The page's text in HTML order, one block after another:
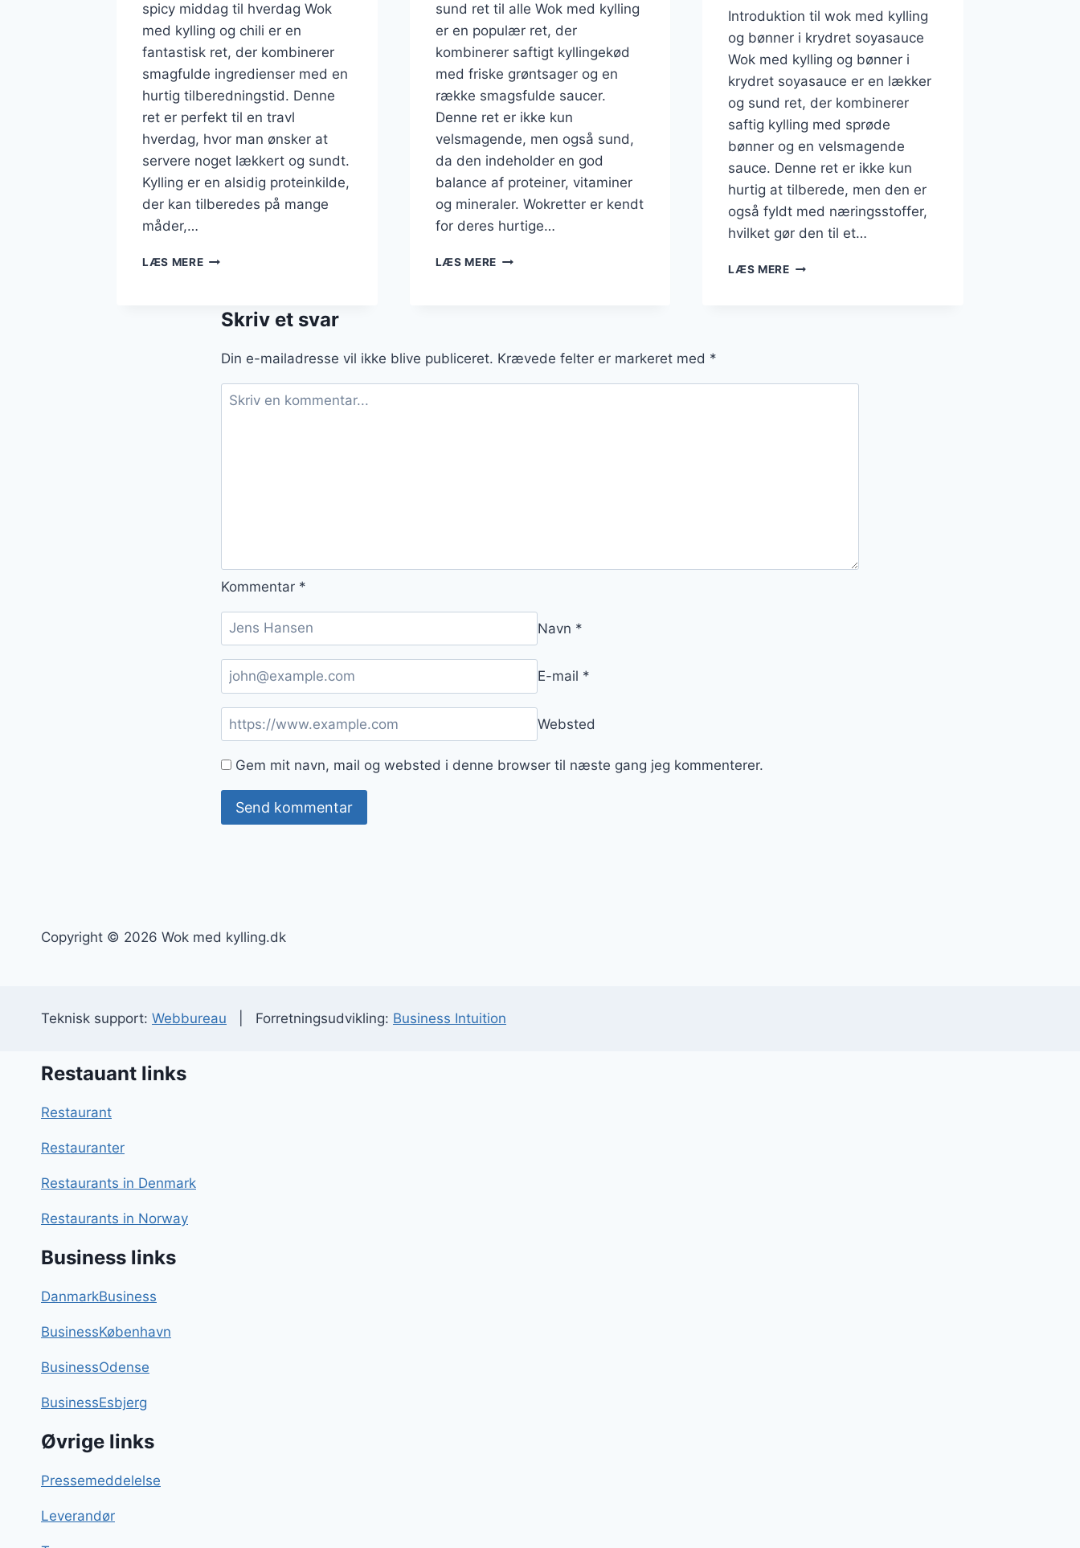
spicy middag til hverdag Wok
med kylling og chili er en
fantastisk ret, der kombinerer
smagfulde ingredienser med en
hurtig tilberedningstid. Denne
ret er perfekt til en travl
hverdag, hvor man ønsker at
servere noget lækkert og sundt.
Kylling er en alsidig proteinkilde,
der kan tilberedes på mange
måder,…
LÆS MEREWOK
CHILI:
SPICY
sund ret til alle Wok med kylling
er en populær ret, der
kombinerer saftigt kyllingekød
med friske grøntsager og en
række smagsfulde saucer.
Denne ret er ikke kun
velsmagende, men også sund,
da den indeholder en god
balance af proteiner, vitaminer
og mineraler. Wokretter er kendt
for deres hurtige…
LÆS MERE WOK
ASIATISK
Introduktion til wok med kylling
og bønner i krydret soyasauce
Wok med kylling og bønner i
krydret soyasauce er en lækker
og sund ret, der kombinerer
saftig kylling med sprøde
bønner og en velsmagende
sauce. Denne ret er ikke kun
hurtig at tilberede, men den er
også fyldt med næringsstoffer,
hvilket gør den til et…
LÆS MEREWOK
SOYASAUCE
Skriv et svar
Din e-mailadresse vil ikke blive publiceret. Krævede felter er markeret med *
Kommentar *
Navn *
E-mail *
Websted
Gem mit navn, mail og websted i denne browser til næste gang jeg kommenterer.
Copyright © 2026 Wok med kylling.dk
Teknisk support: Webbureau | Forretningsudvikling: Business Intuition
Restauant links
Restaurant
Restauranter
Restaurants in Denmark
Restaurants in Norway
Business links
DanmarkBusiness
BusinessKøbenhavn
BusinessOdense
BusinessEsbjerg
Øvrige links
Pressemeddelelse
Leverandør